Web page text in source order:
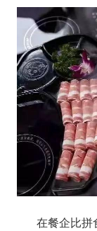
在餐企比拼